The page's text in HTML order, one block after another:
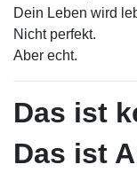
Dein Leben wird
Nicht perfekt.
Aber echt.
Das ist
Das ist